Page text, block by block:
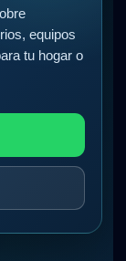
equipos
tu hogar o